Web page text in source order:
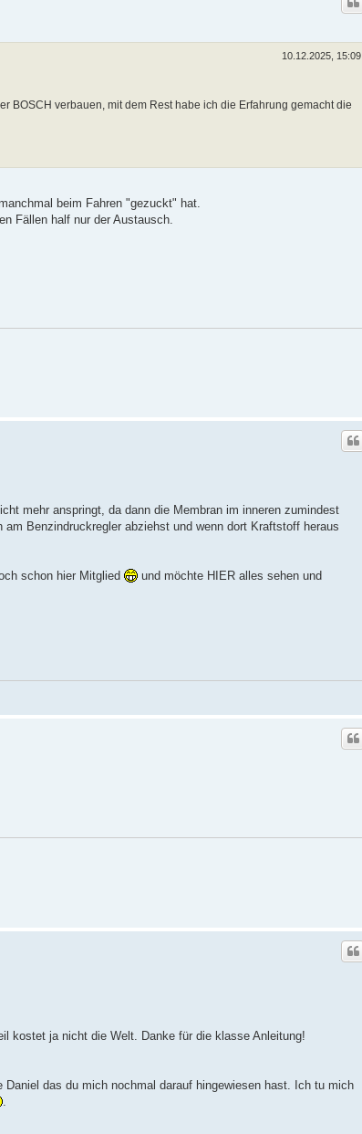
10.12.2025, 15:09
BOSCH verbauen, mit dem Rest habe ich die Erfahrung gemacht die
beim Fahren "gezuckt" hat.
Fällen half nur der Austausch.
mehr anspringt, da dann die Membran im inneren zumindest
Benzindruckregler abziehst und wenn dort Kraftstoff heraus
schon hier Mitglied und möchte HIER alles sehen und
kostet ja nicht die Welt. Danke für die klasse Anleitung!
das du mich nochmal darauf hingewiesen hast. Ich tu mich
.